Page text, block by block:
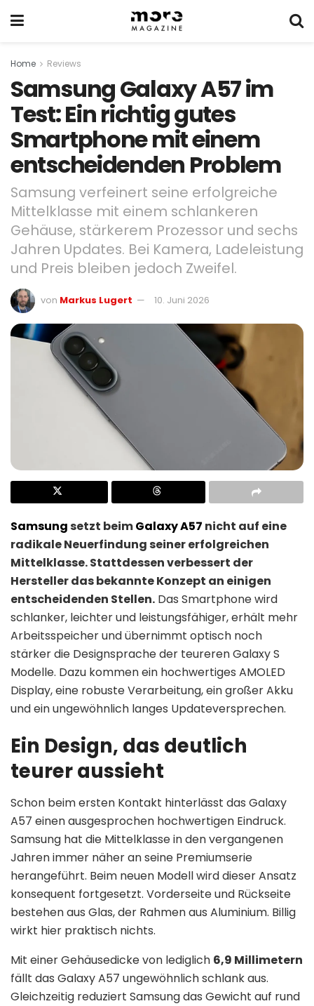
Home Reviews
Samsung Galaxy A57 im
Test: Ein richtig gutes
Smartphone mit einem
entscheidenden Problem
Samsung verfeinert seine erfolgreiche
Mittelklasse mit einem schlankeren
Gehäuse, stärkerem Prozessor und sechs
Jahren Updates. Bei Kamera, Ladeleistung
und Preis bleiben jedoch Zweifel.
von Markus Lugert 10. Juni 2026
Samsungsetzt beimGalaxy A57 nicht auf eine
radikale Neuerfindung seiner erfolgreichen
Mittelklasse. Stattdessen verbessert der
Hersteller das bekannte Konzept an einigen
entscheidenden Stellen. Das Smartphone wird
schlanker, leichter und leistungsfähiger, erhält mehr
Arbeitsspeicher und übernimmt optisch noch
stärker die Designsprache der teureren Galaxy S
Modelle. Dazu kommen ein hochwertiges AMOLED
Display, eine robuste Verarbeitung, ein großer Akku
und ein ungewöhnlich langes Updateversprechen.
Ein Design, das deutlich
teurer aussieht
Schon beim ersten Kontakt hinterlässt das Galaxy
A57 einen ausgesprochen hochwertigen Eindruck.
Samsung hat die Mittelklasse in den vergangenen
Jahren immer näher an seine Premiumserie
herangeführt. Beim neuen Modell wird dieser Ansatz
konsequent fortgesetzt. Vorderseite und Rückseite
bestehen aus Glas, der Rahmen aus Aluminium. Billig
wirkt hier praktisch nichts.
Mit einer Gehäusedicke von lediglich 6,9 Millimetern
fällt das Galaxy A57 ungewöhnlich schlank aus.
Gleichzeitig reduziert Samsung das Gewicht auf rund